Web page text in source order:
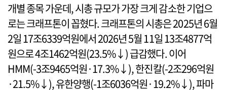
개별 종목 가운데, 시총 규모가 가장 크게 감소한 기업으
로는 크래프톤이 꼽혔다. 크래프톤의 시총은 2025년 6월
2일 17조6339억원에서 2026년 5월 11일 13조4877억
원으로 4조1462억원(23.5%↓) 급감했다. 이어
HMM(-3조9465억원·17.3%↓), 한진칼(-2조296억원
·21.5%↓), 유한양행(-1조6036억원·19.2%↓), 파마